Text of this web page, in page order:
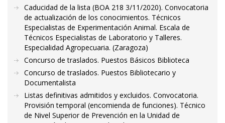
Caducidad de la lista (BOA 218 3/11/2020). Convocatoria
de actualización de los conocimientos. Técnicos
Especialistas de Experimentación Animal. Escala de
Técnicos Especialistas de Laboratorio y Talleres.
Especialidad Agropecuaria. (Zaragoza)
Concurso de traslados. Puestos Básicos Biblioteca
Concurso de traslados. Puestos Bibliotecario y
Documentalista
Listas definitivas admitidos y excluidos. Convocatoria.
Provisión temporal (encomienda de funciones). Técnico
de Nivel Superior de Prevención en la Unidad de